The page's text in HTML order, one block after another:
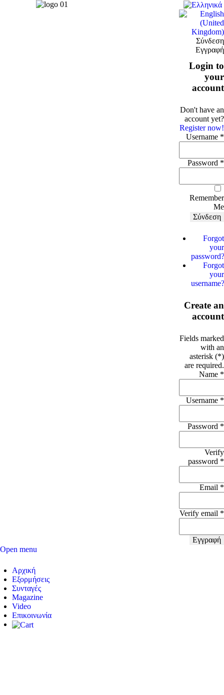
Σύνδεση
Εγγραφή
Login to
your
account
Don't have an
account yet?
Register now!
Username *
Password *
Remember
Me
Forgot
your
Forgot
your
Create an
account
Fields marked
with an
asterisk (*)
are required.
Name *
Username *
Password *
Verify
password *
Email *
Verify email *
Εγγραφή
Open menu
Αρχική
Εξορμήσεις
Συνταγές
Magazine
Video
Επικοινωνία